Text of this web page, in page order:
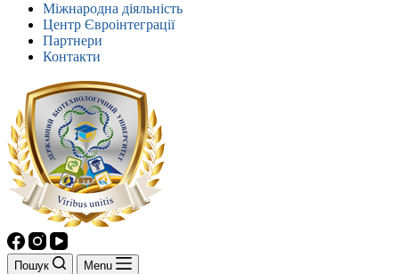
Міжнародна діяльність
Центр Євроінтеграції
Партнери
Контакти
Пошук Menu